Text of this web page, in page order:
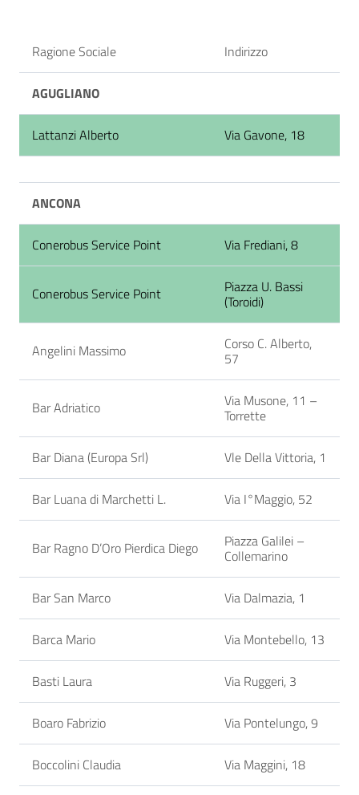
Ragione Sociale Indirizzo
AGUGLIANO
Lattanzi Alberto Via Gavone, 18
ANCONA
Conerobus Service Point Via Frediani, 8
Conerobus Service Point Piazza U. Bassi
(Toroidi)
Angelini Massimo Corso C. Alberto,
57
Bar Adriatico Via Musone, 11 –
Torrette
Bar Diana (Europa Srl) Vle Della Vittoria, 1
Bar Luana di Marchetti L. Via I°Maggio, 52
Bar Ragno D’Oro Pierdica Diego Piazza Galilei –
Collemarino
Bar San Marco Via Dalmazia, 1
Barca Mario Via Montebello, 13
Basti Laura Via Ruggeri, 3
Boaro Fabrizio Via Pontelungo, 9
Boccolini Claudia Via Maggini, 18